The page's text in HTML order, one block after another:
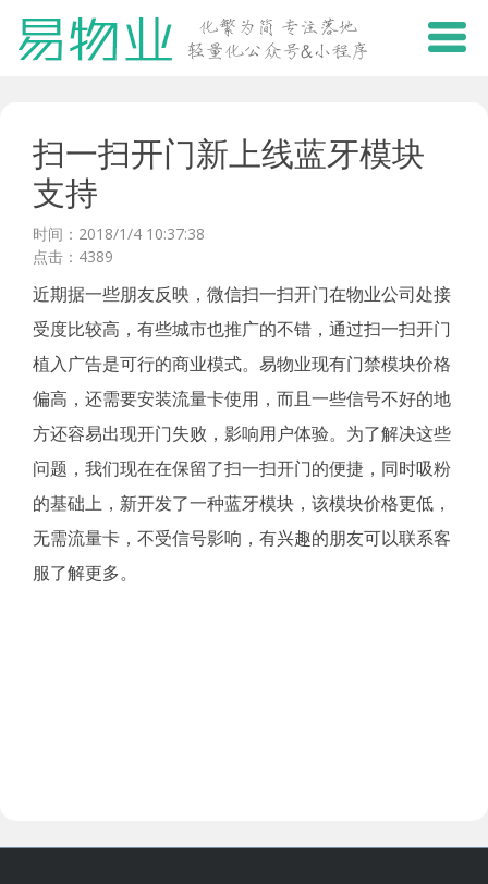
扫一扫开门新上线蓝牙模块
支持
时间：2018/1/4 10:37:38
点击：4389
近期据一些朋友反映，微信扫一扫开门在物业公司处接
受度比较高，有些城市也推广的不错，通过扫一扫开门
植入广告是可行的商业模式。易物业现有门禁模块价格
偏高，还需要安装流量卡使用，而且一些信号不好的地
方还容易出现开门失败，影响用户体验。为了解决这些
问题，我们现在在保留了扫一扫开门的便捷，同时吸粉
的基础上，新开发了一种蓝牙模块，该模块价格更低，
无需流量卡，不受信号影响，有兴趣的朋友可以联系客
服了解更多。